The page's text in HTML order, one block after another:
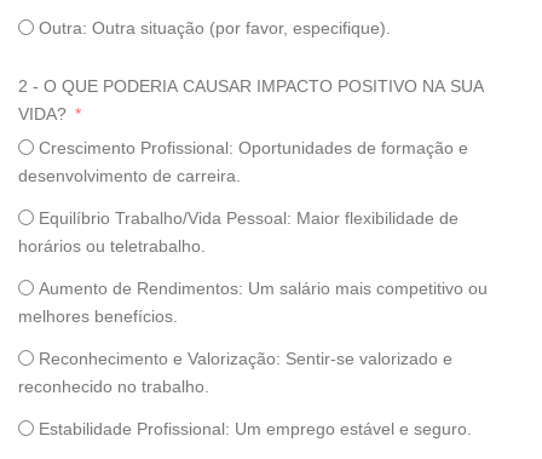
Outra: Outra situação (por favor, especifique).
2 - O QUE PODERIA CAUSAR IMPACTO POSITIVO NA SUA
VIDA?
Crescimento Profissional: Oportunidades de formação e
desenvolvimento de carreira.
Equilíbrio Trabalho/Vida Pessoal: Maior flexibilidade de
horários ou teletrabalho.
Aumento de Rendimentos: Um salário mais competitivo ou
melhores benefícios.
Reconhecimento e Valorização: Sentir-se valorizado e
reconhecido no trabalho.
Estabilidade Profissional: Um emprego estável e seguro.